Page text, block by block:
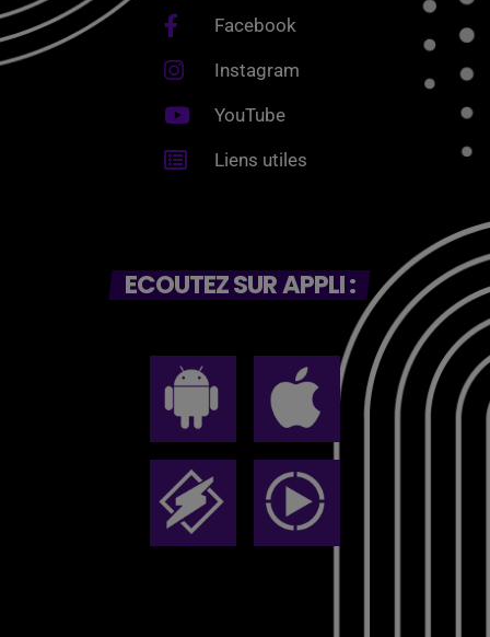
Facebook
Instagram
YouTube
Liens utiles
ECOUTEZ SUR APPLI :